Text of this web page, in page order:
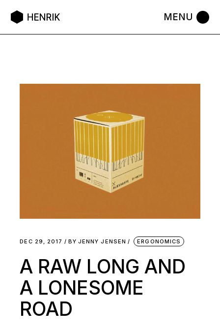
DEC 29, 2017 BY JENNY JENSEN ERGONOMICS
A RAW LONG AND
A LONESOME
ROAD